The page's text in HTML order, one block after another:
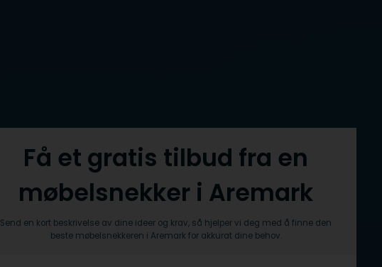
Få et gratis tilbud fra en
møbelsnekker i Aremark
Send en kort beskrivelse av dine ideer og krav, så hjelper vi deg med å finne den
beste møbelsnekkeren i Aremark for akkurat dine behov.